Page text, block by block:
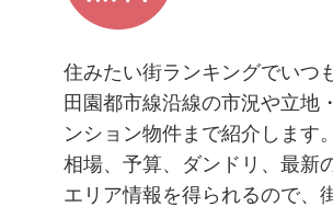
住みたい街ランキングでいつ
田園都市線沿線の市況や立地
ンション物件まで紹介します
相場、予算、ダンドリ、最新
エリア情報を得られるので、